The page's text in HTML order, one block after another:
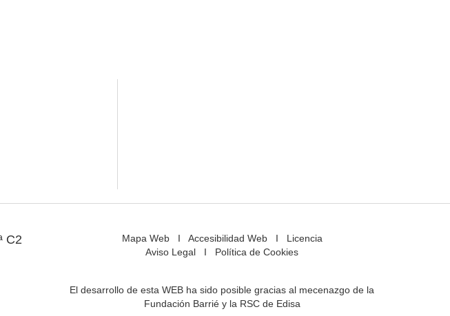
C2
Mapa WebI Accesibilidad WebI Licencia
Aviso Legal I Política de Cookies
El desarrollo de esta WEB ha sido posible gracias al mecenazgo de la
Fundación Barrié y la RSC de Edisa